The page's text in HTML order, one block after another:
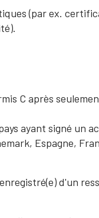
(par ex.
C après
ayant signé un
Espagne,
d'un